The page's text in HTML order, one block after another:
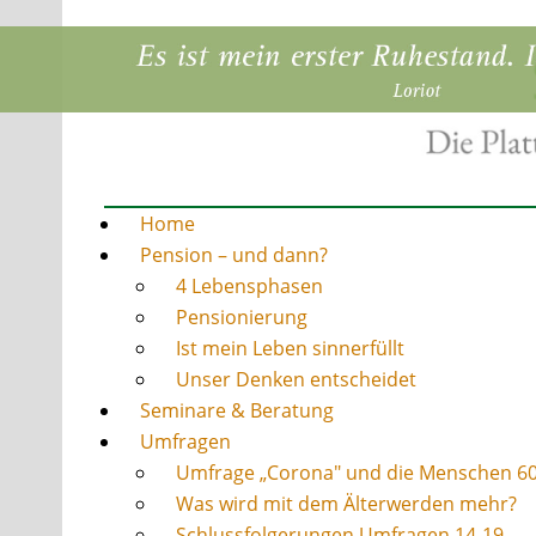
Home
Pension – und dann?
4 Lebensphasen
Pensionierung
Ist mein Leben sinnerfüllt
Unser Denken entscheidet
Seminare & Beratung
Umfragen
Umfrage „Corona" und die Menschen
Was wird mit dem Älterwerden mehr?